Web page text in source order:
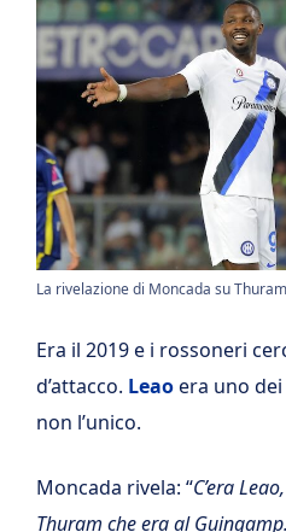
La rivelazione di Moncada su
Era il 2019 e i rossoneri
d’attacco. Leaoera uno
non l’unico.
Moncada rivela: “C’era
Thuram che era al